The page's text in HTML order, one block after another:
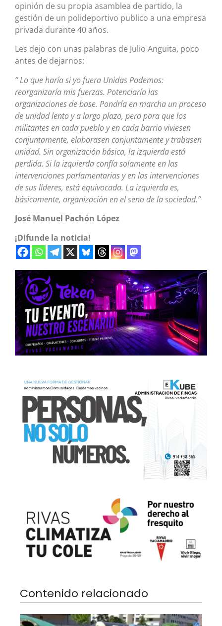
opinión de su propia asamblea de partido, la
gestión de un polideportivo publico a una empresa
privada durante 40 años.
Les dejo con unas palabras de Julio Anguita, poco
antes de dejarnos:
“Lo que haría si yo fuera Unidas Podemos:
reorganizaría mis fuerzas. Potenciaría las
organizaciones de base. Pondría en marcha un proceso
de unidad lento y a largo plazo, pero para que los
militantes en cada pueblo y en cada barrio viviesen
conjuntamente, elaborasen conjuntamente y trabasen
unidad. Sin organización básica, la izquierda está
perdida. Si la izquierda confía solamente en las
intervenciones parlamentarias y en las intervenciones
de sus líderes, está equivocada. La izquierda es,
básicamente, organización en el seno de la sociedad.”
José Manuel Pachón López
¡Difunde la noticia!
Contenido relacionado